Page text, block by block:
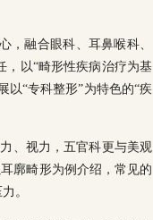
，融合眼科、耳鼻喉科、
，以“畸形性疾病治疗为基
以“专科整形”为特色的“疾
、视力，五官科更与美观
廓畸形为例介绍，常见的
。